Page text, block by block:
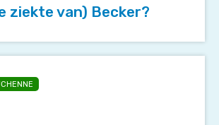
ziekte van) Becker?